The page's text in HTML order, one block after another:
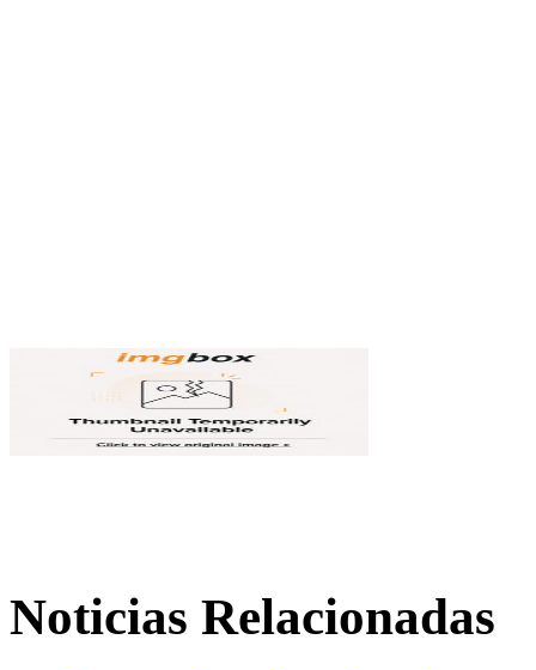
Noticias Relacionadas